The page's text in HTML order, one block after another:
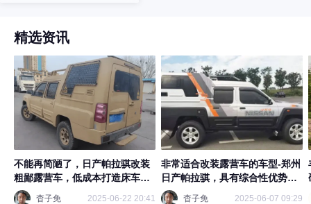
精选资讯
不能再简陋了，日产帕拉骐改装
粗鄙露营车，低成本打造床车旅
行，干就完了
杳子免 2025-06-22 20:41
非常适合改装露营车的车型-郑州
日产帕拉骐，具有综合性优势，
可惜现在这种车很稀少了
杳子免 2025-06-07 09:29